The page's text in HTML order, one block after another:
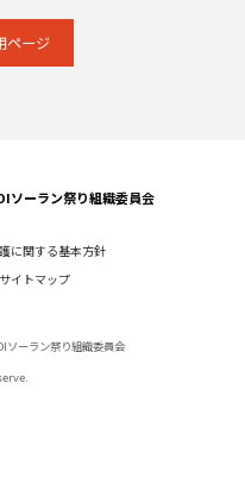
ページ
ソーラン祭り組織委員会
に関する基本⽅針
サイトマップ
ソーラン祭り組織委員会